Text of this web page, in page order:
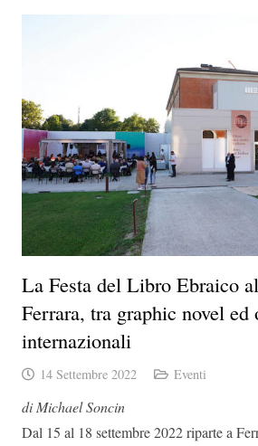
La Festa del Libro Ebraico
Ferrara, tra graphic novel ed
internazionali
14 Settembre 2022 Eventi
di Michael Soncin
Dal 15 al 18 settembre 2022 riparte a